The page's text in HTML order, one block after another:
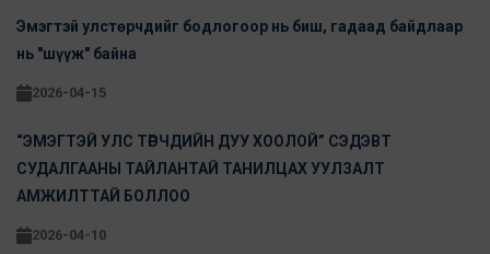
Эмэгтэй улстөрчдийг бодлогоор нь биш, гадаад байдлаар
нь "шүүж" байна
2026-04-15
“ЭМЭГТЭЙ УЛС ТӨРЧДИЙН ДУУ ХООЛОЙ” СЭДЭВТ
СУДАЛГААНЫ ТАЙЛАНТАЙ ТАНИЛЦАХ УУЛЗАЛТ
АМЖИЛТТАЙ БОЛЛОО
2026-04-10